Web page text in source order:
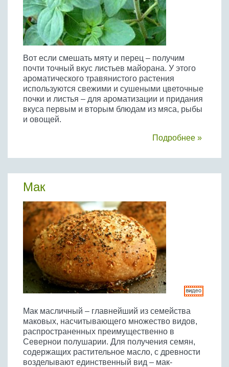
Вот если смешать мяту и перец – получим
почти точный вкус листьев майорана. У этого
ароматического травянистого растения
используются свежими и сушеными цветочные
почки и листья – для ароматизации и придания
вкуса первым и вторым блюдам из мяса, рыбы
и овощей.
Подробнее »
Мак
Мак масличный – главнейший из семейства
маковых, насчитывающего множество видов,
распространенных преимущественно в
Севернои полушарии. Для получения семян,
содержащих растительное масло, с древности
возделывают единственный вид – мак-